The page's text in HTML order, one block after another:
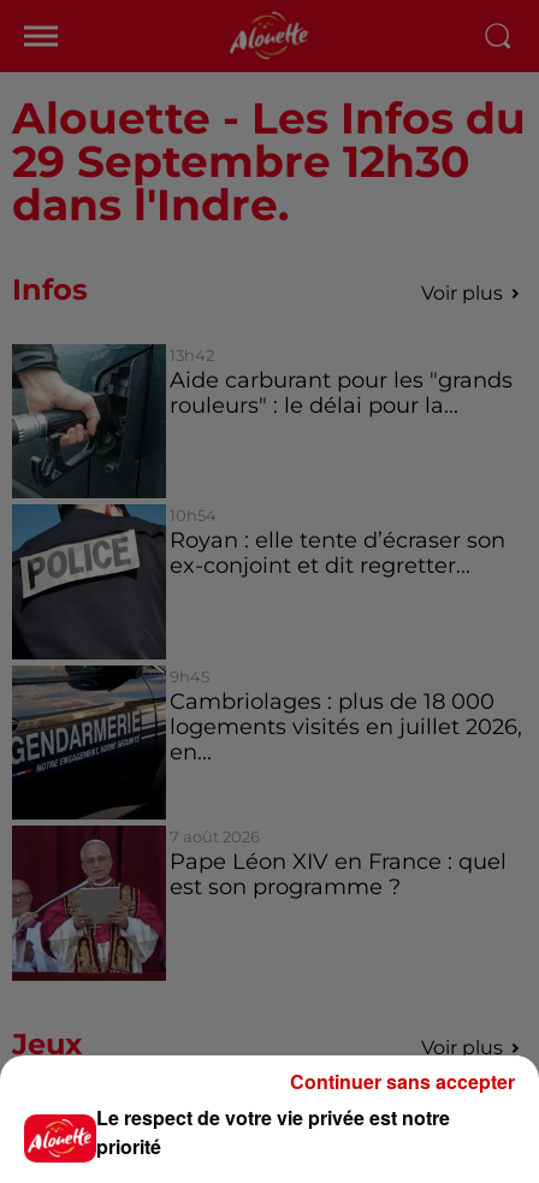
Alouette - Les Infos du
29 Septembre 12h30
dans l'Indre.
Infos Voir plus
13h42
Aide carburant pour les "grands
rouleurs" : le délai pour la...
10h54
Royan : elle tente d’écraser son
ex-conjoint et dit regretter...
9h45
Cambriolages : plus de 18 000
logements visités en juillet 2026,
en...
7 août 2026
Pape Léon XIV en France : quel
est son programme ?
Jeux Voir plus
Gagnez vos places pour le
festival Marché Gourmand 2026
Le respect de votre vie privée est notre
priorité
Continuer sans accepter